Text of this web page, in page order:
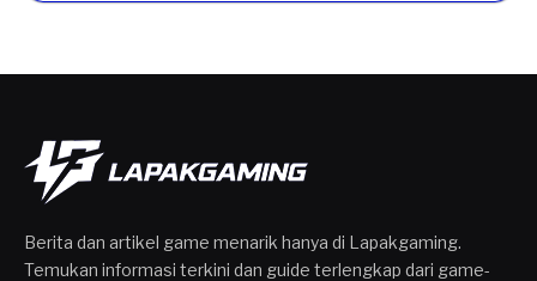
Berita dan artikel game menarik hanya di Lapakgaming.
Temukan informasi terkini dan guide terlengkap dari game-